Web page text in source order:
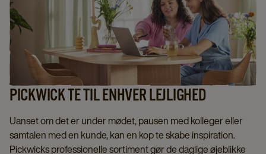
PICKWICK TE TIL ENHVER LEJLIGHED
Uanset om det er under mødet, pausen med kolleger eller
samtalen med en kunde, kan en kop te skabe inspiration.
Pickwicks professionelle sortiment gør de daglige øjeblikke